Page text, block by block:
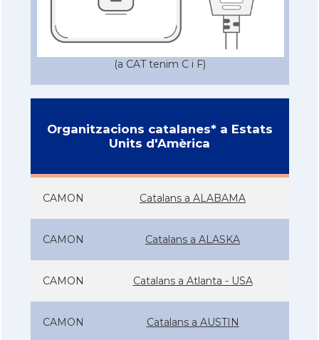
(a CAT tenim C i F)
Organitzacions catalanes* a Estats
Units d'Amèrica
CAMON Catalans a ALABAMA
CAMON Catalans a ALASKA
CAMON Catalans a Atlanta - USA
CAMON Catalans a AUSTIN